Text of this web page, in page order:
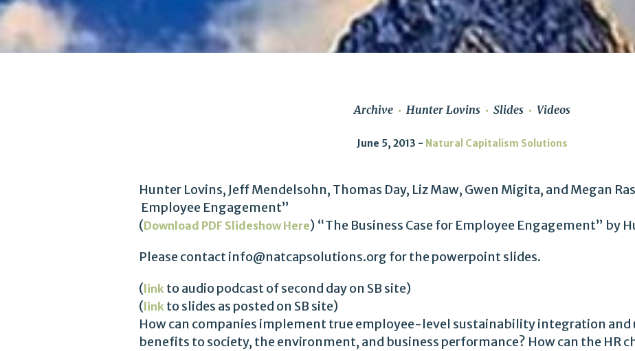
Archive Hunter Lovins Slides Videos
June 5, 2013 Natural Capitalism Solutions
Hunter Lovins, Jeff Mendelsohn, Thomas Day, Liz Maw, Gwen Migita, and Megan
Employee Engagement”
(Download PDF Slideshow Here) “The Business Case for Employee Engagement” by
Please contact info@natcapsolutions.org for the powerpoint slides.
( link to audio podcast of second day on SB site)
( link to slides as posted on SB site)
How can companies implement true employee-level sustainability integration
benefits to society, the environment, and business performance? How can the HR